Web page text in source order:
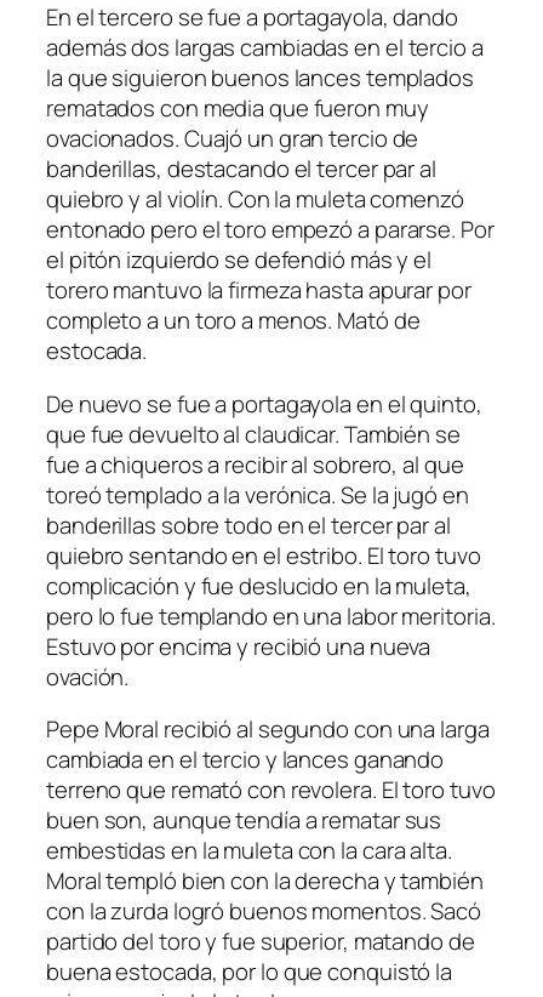
En el tercero se fue a portagayola, dando
además dos largas cambiadas en el tercio a
la que siguieron buenos lances templados
rematados con media que fueron muy
ovacionados. Cuajó un gran tercio de
banderillas, destacando el tercer par al
quiebro y al violín. Con la muleta comenzó
entonado pero el toro empezó a pararse. Por
el pitón izquierdo se defendió más y el
torero mantuvo la firmeza hasta apurar por
completo a un toro a menos. Mató de
estocada.
De nuevo se fue a portagayola en el quinto,
que fue devuelto al claudicar. También se
fue a chiqueros a recibir al sobrero, al que
toreó templado a la verónica. Se la jugó en
banderillas sobre todo en el tercer par al
quiebro sentando en el estribo. El toro tuvo
complicación y fue deslucido en la muleta,
pero lo fue templando en una labor meritoria.
Estuvo por encima y recibió una nueva
ovación.
Pepe Moral recibió al segundo con una larga
cambiada en el tercio y lances ganando
terreno que remató con revolera. El toro tuvo
buen son, aunque tendía a rematar sus
embestidas en la muleta con la cara alta.
Moral templó bien con la derecha y también
con la zurda logró buenos momentos. Sacó
partido del toro y fue superior, matando de
buena estocada, por lo que conquistó la